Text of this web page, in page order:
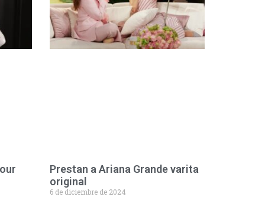
Prestan a Ariana Grande varita
original
6 de diciembre de 2024